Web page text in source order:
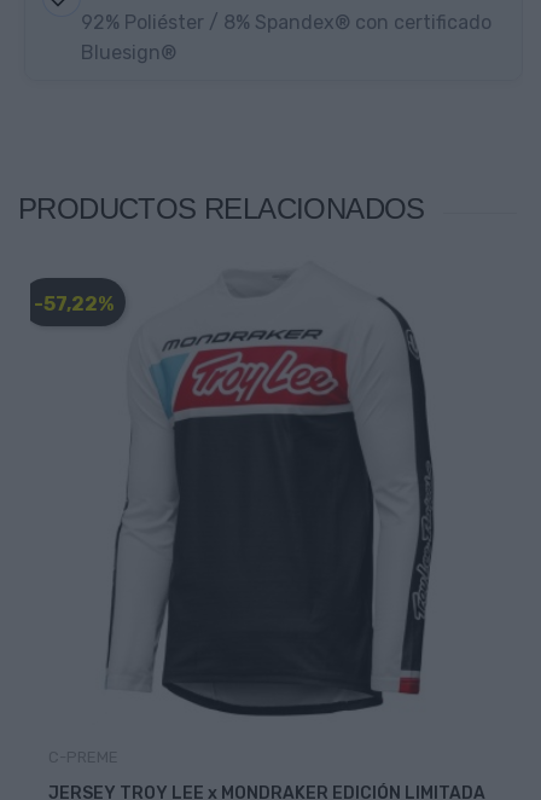
92% Poliéster / 8% Spandex® con certificado
Bluesign®
PRODUCTOS RELACIONADOS
-57,22%
JERSEY TROY LEE x MONDRAKER EDICIÓN LIMITADA